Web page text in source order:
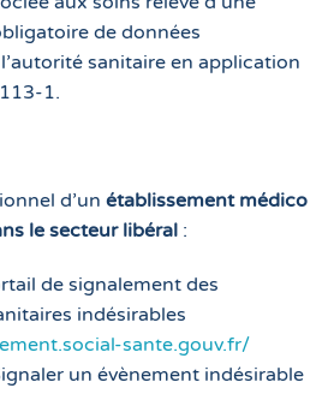
de données
sanitaire en application
1.
d’un établissement médico
le secteur libéral :
de signalement des
indésirables
sante.gouv.fr/
un évènement indésirable